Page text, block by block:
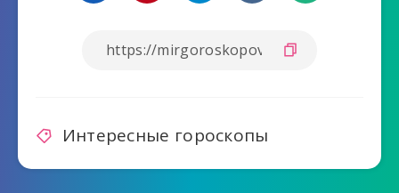
Интересные гороскопы